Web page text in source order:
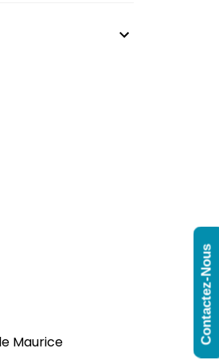
Maurice
Contactez-Nous